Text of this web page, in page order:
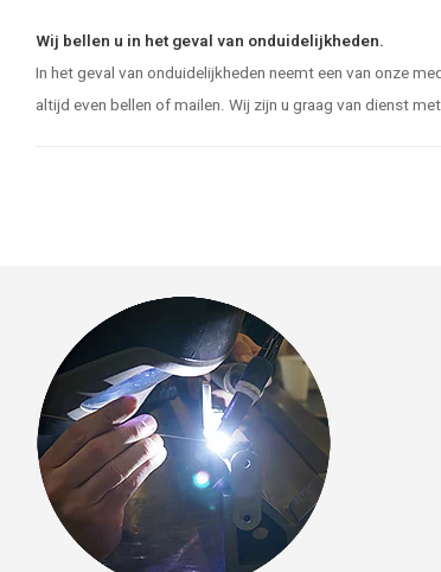
Wij bellen u in het geval van onduidelijkheden.
In het geval van onduidelijkheden neemt een van onze
altijd even bellen of mailen. Wij zijn u graag van dienst